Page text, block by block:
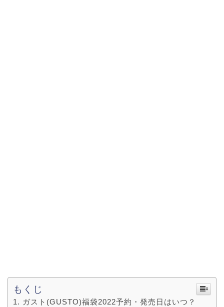
もくじ
ガスト(GUSTO)福袋2022予約・発売日はいつ？